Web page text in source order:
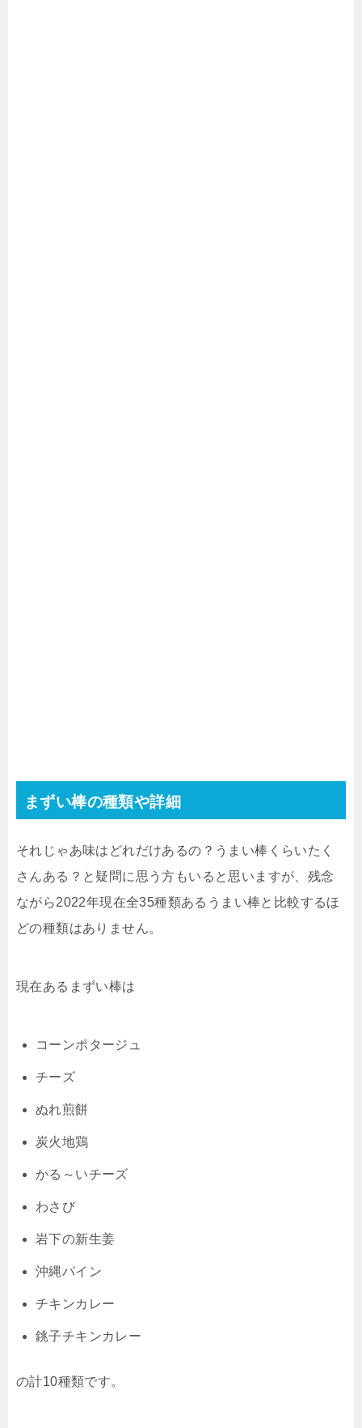
まずい棒の種類や詳細
それじゃあ味はどれだけあるの？うまい棒くらいたく
さんある？と疑問に思う方もいると思いますが、残念
ながら2022年現在全35種類あるうまい棒と比較するほ
どの種類はありません。
現在あるまずい棒は
コーンポタージュ
チーズ
ぬれ煎餅
炭火地鶏
かる～いチーズ
わさび
岩下の新生姜
沖縄パイン
チキンカレー
銚子チキンカレー
の計10種類です。